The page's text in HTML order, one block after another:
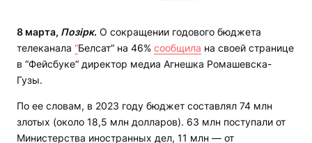
8 марта, Позірк. О сокращении годового бюджета
телеканала “Белсат“ на 46% сообщила на своей странице
в “Фейсбуке“ директор медиа Агнешка Ромашевска-
Гузы.
По ее словам, в 2023 году бюджет составлял 74 млн
злотых (около 18,5 млн долларов). 63 млн поступали от
Министерства иностранных дел, 11 млн — от